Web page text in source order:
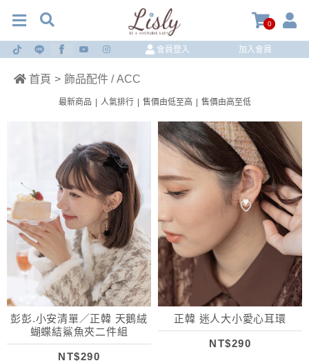
0
會員登入 加入會員
首頁 > 飾品配件 / ACC
最新商品 人氣排行 售價由低至高 售價由高至低
彭彭.小安清單／正韓 天鵝絨
蝴蝶結鯊魚夾二件組
NT$290
正韓 迷人大小愛心耳環
NT$290